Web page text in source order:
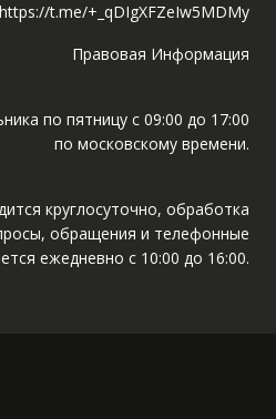
t.me/+_qDIgXFZeIw5MDMy
Правовая Информация
по пятницу с 09:00 до 17:00
по московскому времени.
круглосуточно, обработка
обращения и телефонные
ежедневно с 10:00 до 16:00.